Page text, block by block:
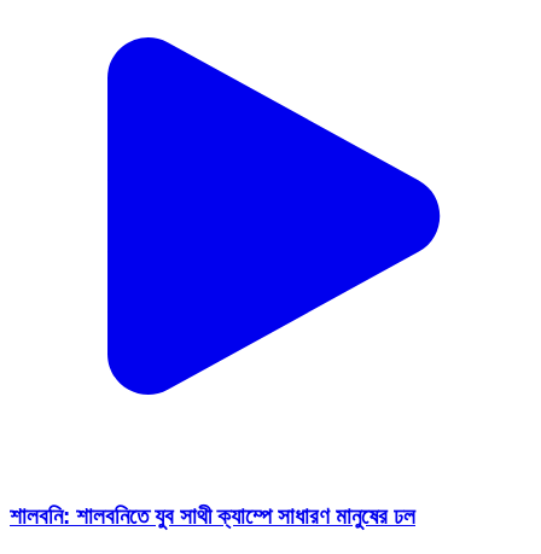
শালবনি: শালবনিতে যুব সাথী ক্যাম্পে সাধারণ মানুষের ঢল